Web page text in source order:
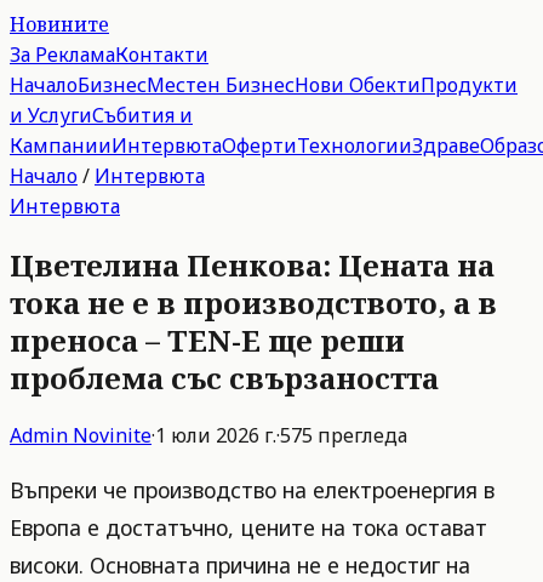
Новините
За РекламаКонтакти
НачалоБизнесМестен БизнесНови ОбектиПродукти
и УслугиСъбития и
КампанииИнтервютаОфертиТехнологииЗдраве
Начало/ Интервюта
Интервюта
Цветелина Пенкова: Цената на
тока не е в производството, а в
преноса – TEN-E ще реши
проблема със свързаността
Admin Novinite·1 юли 2026 г.·575 прегледа
Въпреки че производство на електроенергия в
Европа е достатъчно, цените на тока остават
високи. Основната причина не е недостиг на